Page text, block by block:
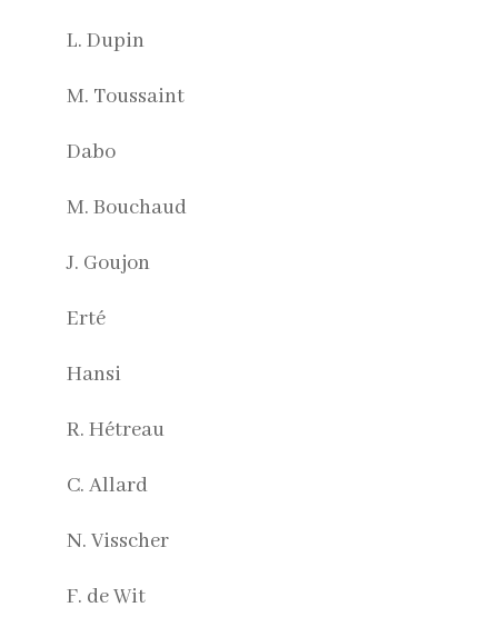
L. Dupin
M. Toussaint
Dabo
M. Bouchaud
J. Goujon
Erté
Hansi
R. Hétreau
C. Allard
N. Visscher
F. de Wit